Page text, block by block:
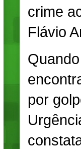
crime
Flávio
por